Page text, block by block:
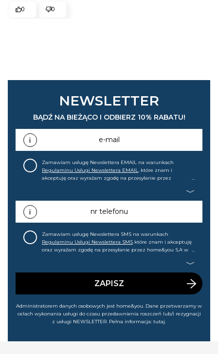
0
0
NEWSLETTER
BĄDŹ NA BIEŻĄCO I ODBIERZ 10% RABATU!
e-mail
Zamawiam usługę Newslettera EMAIL na warunkach
Regulaminu Usługi Newslettera EMAIL, które znam i
akceptuję oraz wyrażam zgodę na przesyłanie przez
promocjach, wyprzedażach). Wiem, że mogę tę zgodę w
każdej chwili cofnąć.nr telefonu
Zamawiam usługę Newslettera SMS na warunkach
Regulaminu Usługi Newslettera SMS które znam i akceptuję
oraz wyrażam zgodę na przesyłanie przez home&you S.A w
wyprzedażach). Wiem, że mogę tę zgodę w każdej chwili
ZAPISZ
Administratorem danych osobowych jest home&you. Dane przetwarzamy w
celach wykonania usługi do czasu przedawnienia roszczeń lub/i rezygnacji
z usługi NEWSLETTER. Pełna informacja: tutaj.